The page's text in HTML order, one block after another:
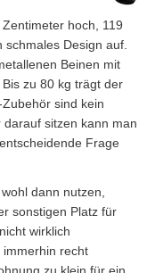
hoch, 119
Design auf.
Beinen mit
zu 80 kg trägt der
sind kein
sitzen kann man
Frage
dann nutzen,
sonstigen Platz für
wirklich
recht